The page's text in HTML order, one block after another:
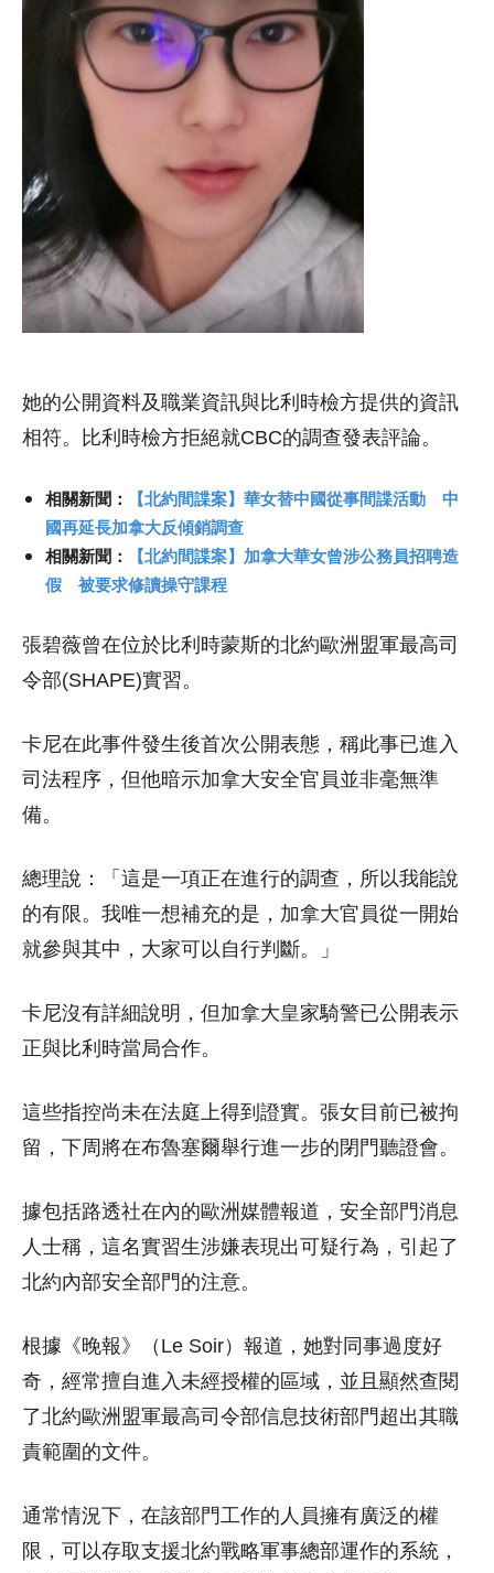
她的公開資料及職業資訊與比利時檢方提供的資訊
相符。比利時檢方拒絕就CBC的調查發表評論。
相關新聞： 【北約間諜案】華女替中國從事間諜活動 中
國再延長加拿大反傾銷調查
相關新聞： 【北約間諜案】加拿大華女曾涉公務員招聘造
假 被要求修讀操守課程
張碧薇曾在位於比利時蒙斯的北約歐洲盟軍最高司
令部(SHAPE)實習。
卡尼在此事件發生後首次公開表態，稱此事已進入
司法程序，但他暗示加拿大安全官員並非毫無準
備。
總理說：「這是一項正在進行的調查，所以我能說
的有限。我唯一想補充的是，加拿大官員從一開始
就參與其中，大家可以自行判斷。」
卡尼沒有詳細說明，但加拿大皇家騎警已公開表示
正與比利時當局合作。
這些指控尚未在法庭上得到證實。張女目前已被拘
留，下周將在布魯塞爾舉行進一步的閉門聽證會。
據包括路透社在內的歐洲媒體報道，安全部門消息
人士稱，這名實習生涉嫌表現出可疑行為，引起了
北約內部安全部門的注意。
根據《晚報》（Le Soir）報道，她對同事過度好
奇，經常擅自進入未經授權的區域，並且顯然查閱
了北約歐洲盟軍最高司令部信息技術部門超出其職
責範圍的文件。
通常情況下，在該部門工作的人員擁有廣泛的權
限，可以存取支援北約戰略軍事總部運作的系統，